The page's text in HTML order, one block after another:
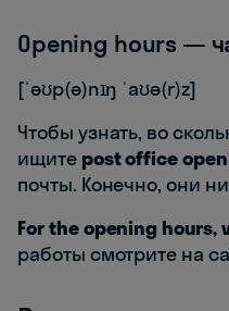
Opening hours —
[ˈəʊp(ə)nɪŋ ˈaʊə(r)z]
Чтобы узнать, во
ищите post office
почты. Конечно, они
For the opening hours,
работы смотрите на